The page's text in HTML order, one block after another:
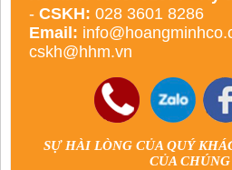
- CSKH: 028 3601 8286
Email:
cskh@hhm.vn
SỰ HÀI LÒNG CỦA QUÝ
CỦA